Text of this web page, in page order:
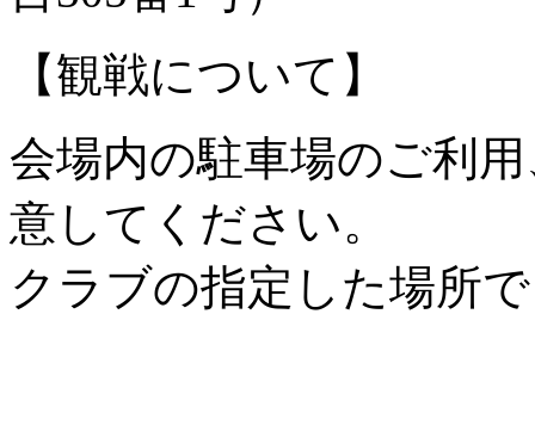
【観戦について】
会場内の駐車場のご利
意してください。
クラブの指定した場所